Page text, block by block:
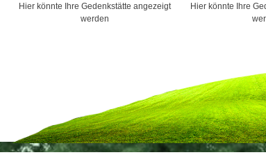
Hier könnte Ihre Gedenkstätte angezeigt
werden
Hier könnte Ihre